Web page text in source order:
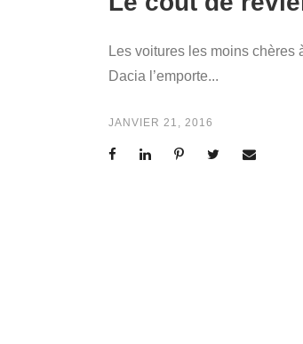
Les voitures les moins chères
Dacia l’emporte...
JANVIER 21, 2016